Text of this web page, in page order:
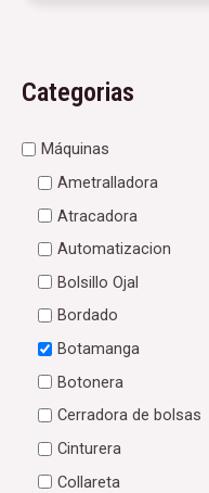
Categorias
Máquinas
Ametralladora
Atracadora
Automatizacion
Bolsillo Ojal
Bordado
Botamanga
Botonera
Cerradora de bolsas
Cinturera
Collareta